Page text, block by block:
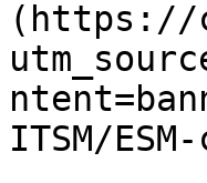
(https://
ITSM/